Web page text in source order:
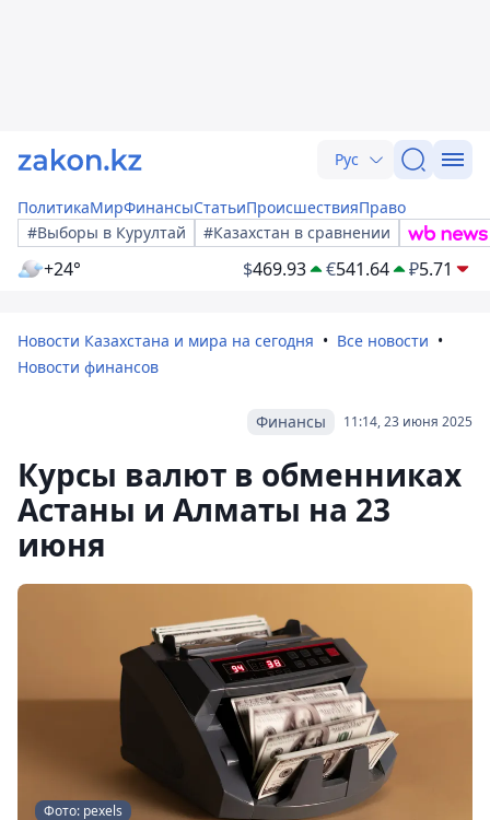
Рус
ПолитикаМирФинансыСтатьиПроисшествияПраво
#Выборы в Курултай
#Казахстан в сравнении
+24° $469.93 €541.64 ₽5.71
Новости Казахстана и мира на сегодня
Все новости
Новости финансов
11:14, 23 июня 2025
Финансы
Курсы валют в обменниках
Астаны и Алматы на 23
июня
Фото: pexels